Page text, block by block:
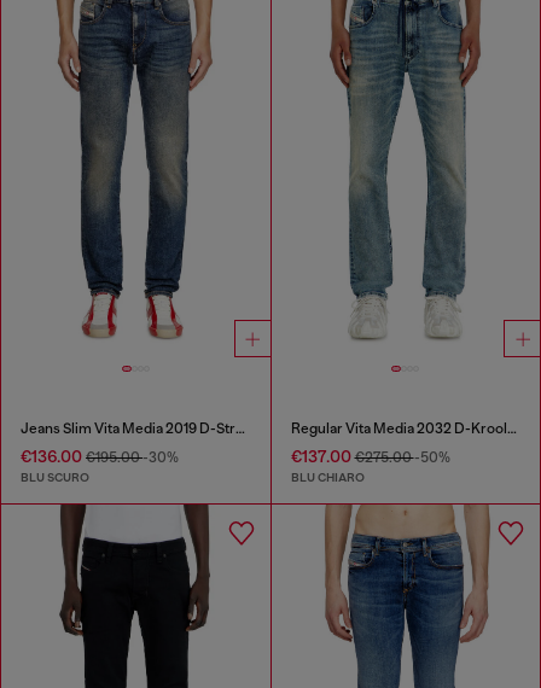
Jeans Slim Vita Media 2019 D-Strukt
€136.00 €195.00-30%
BLU SCURO
Regular Vita Media 2032 D-Krooley Joggjeans®
€137.00€275.00-50%
BLU CHIARO